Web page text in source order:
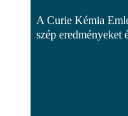
A Curie Kémia
szép eredményeket